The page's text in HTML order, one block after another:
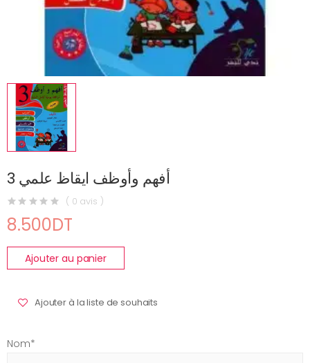
أفهم وأوظف ايقاظ علمي 3
( 0 avis )
8.500DT
Ajouter au panier
Ajouter à la liste de souhaits
Nom*